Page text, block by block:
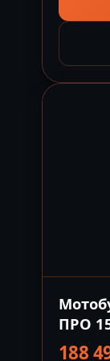
ПРО
PRO с
188